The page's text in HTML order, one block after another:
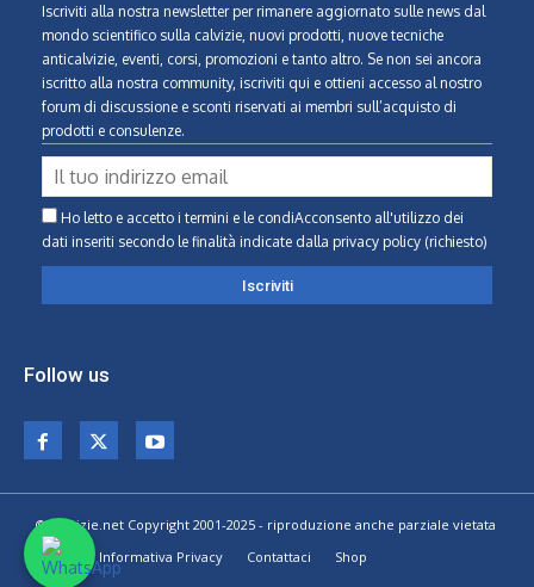
Iscriviti alla nostra newsletter per rimanere aggiornato sulle news dal
mondo scientifico sulla calvizie, nuovi prodotti, nuove tecniche
anticalvizie, eventi, corsi, promozioni e tanto altro. Se non sei ancora
iscritto alla nostra community, iscriviti qui e ottieni accesso al nostro
forum di discussione e sconti riservati ai membri sull’acquisto di
prodotti e consulenze.
Ho letto e accetto i termini e le condiAcconsento all'utilizzo dei
dati inseriti secondo le finalità indicate dalla privacy policy (richiesto)
Follow us
© Calvizie.net Copyright 2001-2025 - riproduzione anche parziale vietata
Home
Informativa Privacy Contattaci Shop